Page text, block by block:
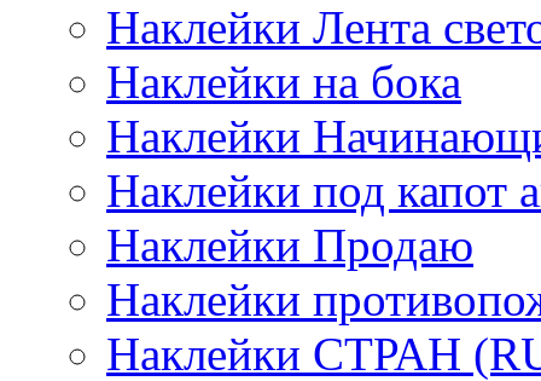
Наклейки Лента
Наклейки на бока
Наклейки
Наклейки под капот
Наклейки Продаю
Наклейки
Наклейки СТРАН